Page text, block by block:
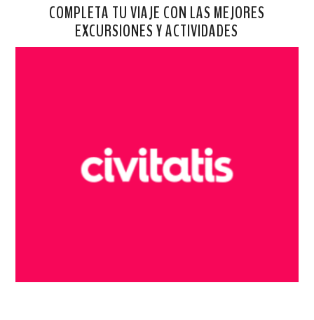
COMPLETA TU VIAJE CON LAS MEJORES
EXCURSIONES Y ACTIVIDADES